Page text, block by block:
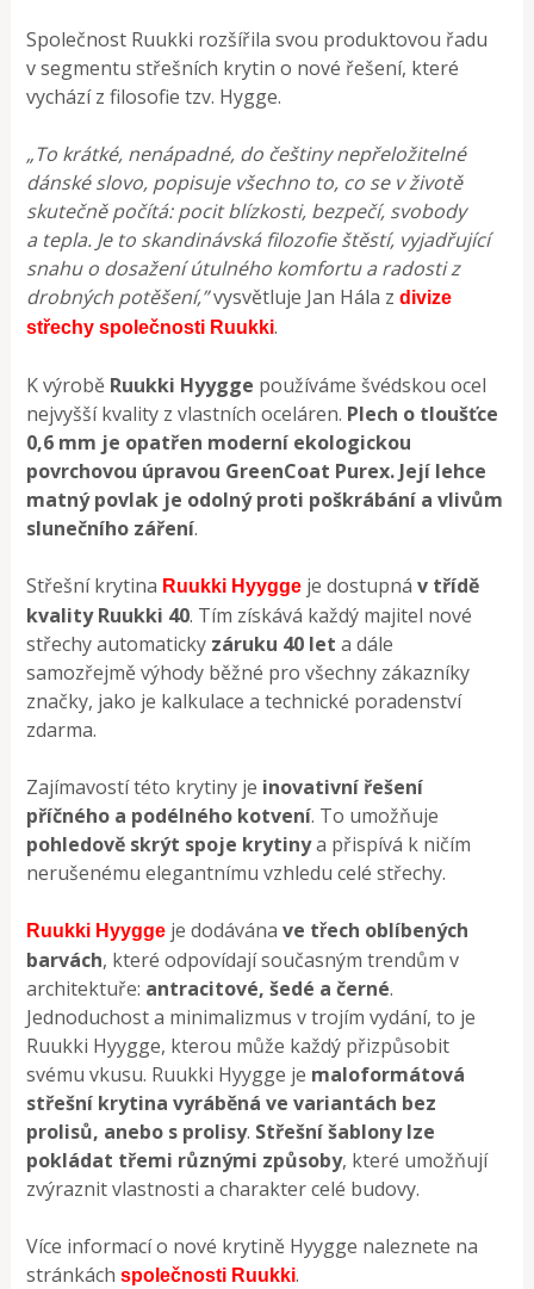
Společnost Ruukki rozšířila svou produktovou řadu
v segmentu střešních krytin o nové řešení, které
vychází z filosofie tzv. Hygge.
„To krátké, nenápadné, do češtiny nepřeložitelné
dánské slovo, popisuje všechno to, co se v životě
skutečně počítá: pocit blízkosti, bezpečí, svobody
a tepla. Je to skandinávská filozofie štěstí, vyjadřující
snahu o dosažení útulného komfortua radosti z
drobných potěšení,”vysvětluje Jan Hála zdivize
střechy společnosti Ruukki.
K výrobě Ruukki Hyygge používáme švédskou ocel
nejvyšší kvality z vlastních oceláren. Plech o tloušťce
0,6 mm je opatřen moderní ekologickou
povrchovou úpravou GreenCoat Purex. Její lehce
matný povlak je odolný proti poškrábání a vlivům
slunečního záření.
Střešní krytina Ruukki Hyygge je dostupnáv třídě
kvality Ruukki 40. Tím získává každý majitel nové
střechy automaticky záruku 40 let a dále
samozřejmě výhody běžné pro všechny zákazníky
značky, jako je kalkulace a technické poradenství
zdarma.
Zajímavostí této krytiny je inovativní řešení
příčného a podélného kotvení. To umožňuje
pohledově skrýt spoje krytinya přispívá k ničím
nerušenému elegantnímu vzhledu celé střechy.
Ruukki Hyygge je dodávánave třech oblíbených
barvách, které odpovídají současným trendům v
architektuře: antracitové, šedé a černé.
Jednoduchost a minimalizmus v trojím vydání, to je
Ruukki Hyygge, kterou může každý přizpůsobit
svému vkusu. Ruukki Hyygge je maloformátová
střešní krytina vyráběná ve variantách bez
prolisů, anebo s prolisy. Střešní šablony lze
pokládat třemi různými způsoby, které umožňují
zvýraznit vlastnosti a charakter celé budovy.
Více informací o nové krytině Hyygge naleznete na
stránkáchspolečnosti Ruukki.